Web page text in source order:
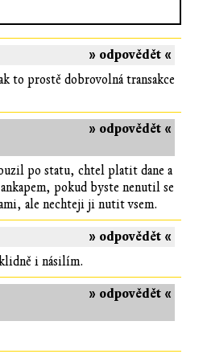
» odpovědět «
to prostě dobrovolná transakce
» odpovědět «
po statu, chtel platit dane a
pokud byste nenutil se
ale nechteji ji nutit vsem.
» odpovědět «
i násilím.
» odpovědět «